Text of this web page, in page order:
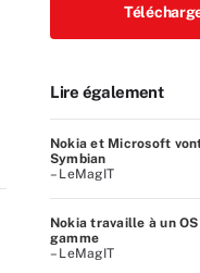
Lire également
Nokia et Microsoft
Symbian
– LeMagIT
Nokia travaille à un
gamme
– LeMagIT